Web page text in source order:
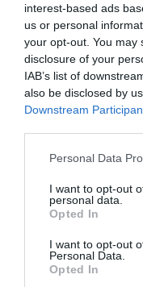
interest-based ads
us or personal
your opt-out. You may
disclosure of your
IAB’s list of
also be disclosed by
Downstream
Please note that this
not limited to your
grant or deny consent
use your data for
consent section.
Personal Data
I want to opt-out
personal data.
Opted In
I want to opt-out
Personal Data.
Opted In
ΠΑΥΛΟΣ
συνέντευξη
το